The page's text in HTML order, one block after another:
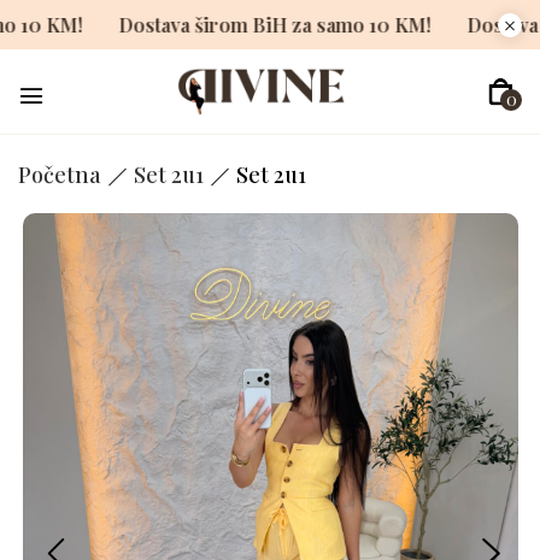
samo 10 KM! Dostava širom BiH za samo 10 KM!
0
Početna Set 2u1 Set 2u1